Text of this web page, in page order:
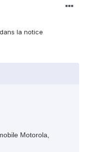
la notice
Motorola,